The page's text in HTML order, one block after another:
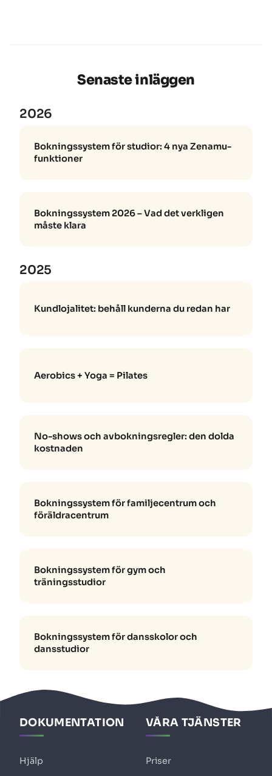
Senaste inläggen
2026
Bokningssystem för studior: 4 nya Zenamu-
funktioner
Bokningssystem 2026 – Vad det verkligen
måste klara
2025
Kundlojalitet: behåll kunderna du redan har
Aerobics + Yoga = Pilates
No-shows och avbokningsregler: den dolda
kostnaden
Bokningssystem för familjecentrum och
föräldracentrum
Bokningssystem för gym och
träningsstudior
Bokningssystem för dansskolor och
dansstudior
DOKUMENTATION
Hjälp
VÅRA TJÄNSTER
Priser